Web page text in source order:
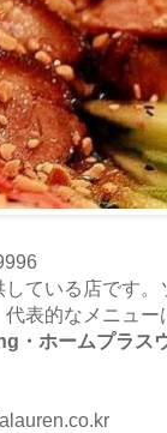
ている店です
表的なメニュ
・ホームプラス